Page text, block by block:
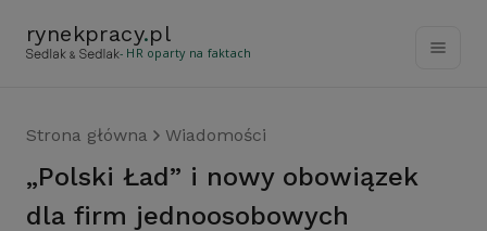
rynekpracy.pl
- HR oparty na faktach
Strona główna Wiadomości
„Polski Ład” i nowy obowiązek
dla firm jednoosobowych